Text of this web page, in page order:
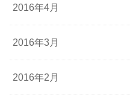
2016年4月
2016年3月
2016年2月